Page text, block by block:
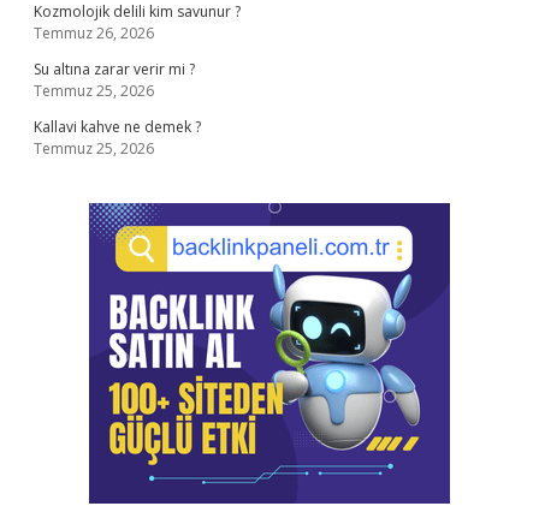
Kozmolojik delili kim savunur ?
Temmuz 26, 2026
Su altına zarar verir mi ?
Temmuz 25, 2026
Kallavi kahve ne demek ?
Temmuz 25, 2026